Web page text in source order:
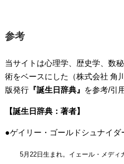
参考
当サイトは心理学、歴史学、数
術をベースにした（株式会社 角
版発行 『誕生日辞典』 を参考/引
【誕生日辞典：著者】
●ゲイリー・ゴールドシュナイダ
5月22日生まれ。イェール・メディ